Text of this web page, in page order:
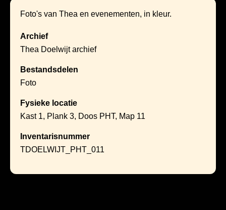
Foto's van Thea en evenementen, in kleur.
Archief
Thea Doelwijt archief
Bestandsdelen
Foto
Fysieke locatie
Kast 1, Plank 3, Doos PHT, Map 11
Inventarisnummer
TDOELWIJT_PHT_011